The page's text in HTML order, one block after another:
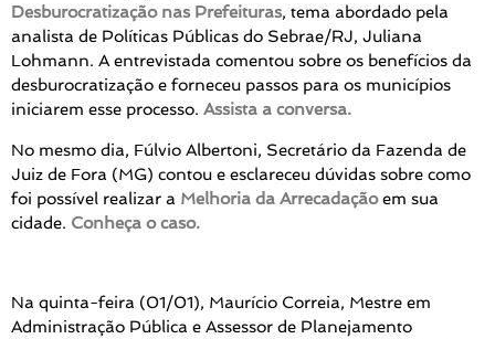
Desburocratização nas Prefeituras, tema abordado pela
analista de Políticas Públicas do Sebrae/RJ, Juliana
Lohmann. A entrevistada comentou sobre os benefícios da
desburocratização e forneceu passos para os municípios
iniciarem esse processo. Assista a conversa.
No mesmo dia, Fúlvio Albertoni, Secretário da Fazenda de
Juiz de Fora (MG) contou e esclareceu dúvidas sobre como
foi possível realizar a Melhoria da Arrecadaçãoem sua
cidade. Conheça o caso.
Na quinta-feira (01/01), Maurício Correia, Mestre em
Administração Pública e Assessor de Planejamento